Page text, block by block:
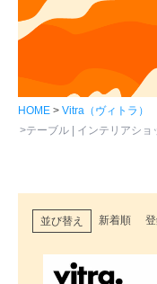
HOME
Vitra（ヴィトラ）
テーブル | インテリアシ
並び替え 新着順